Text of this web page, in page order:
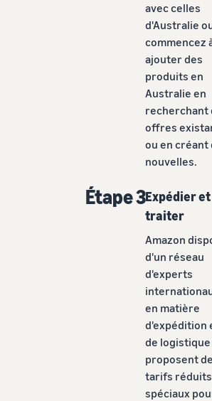
avec celles
d'Australie
commencez
ajouter des
produits en
Australie en
recherchant
offres
ou en créant
nouvelles.
Étape 3Expédier et
traiter
Amazon
d'un réseau
d'experts
en matière
d'expédition
de logistique
proposent
tarifs réduits
spéciaux